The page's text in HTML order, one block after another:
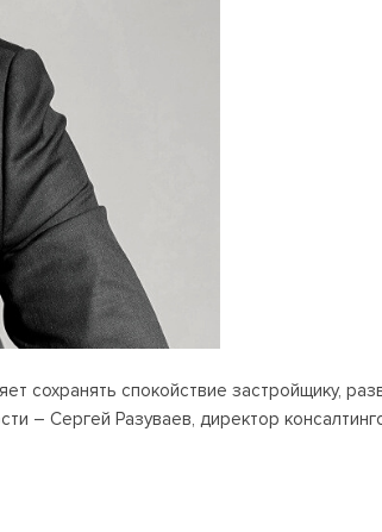
сохранять спокойствие застройщику,
– Сергей Разуваев, директор